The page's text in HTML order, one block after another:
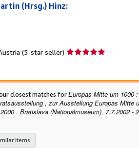
(Hrsg.) Hinz:
(5-star seller) Seller
out
of
stars
closest matches forEuropas Mitte um 1000
, zur Ausstellung Europas Mitte
. Bratislava (Nationalmuseum), 7.7.2002 -
items